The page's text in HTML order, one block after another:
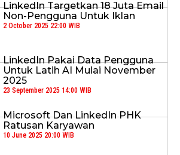
LinkedIn Targetkan 18 Juta Email
Non-Pengguna Untuk Iklan
2 October 2025 22:00 WIB
LinkedIn Pakai Data Pengguna
Untuk Latih AI Mulai November
2025
23 September 2025 14:00 WIB
Microsoft Dan LinkedIn PHK
Ratusan Karyawan
10 June 2025 20:00 WIB